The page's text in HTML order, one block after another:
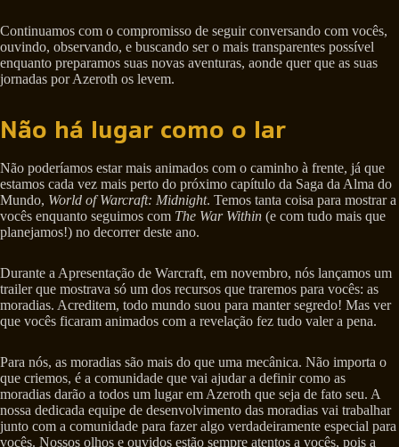
Continuamos com o compromisso de seguir conversando com vocês,
ouvindo, observando, e buscando ser o mais transparentes possível
enquanto preparamos suas novas aventuras, aonde quer que as suas
jornadas por Azeroth os levem.
Não há lugar como o lar
Não poderíamos estar mais animados com o caminho à frente, já que
estamos cada vez mais perto do próximo capítulo da Saga da Alma do
Mundo, World of Warcraft: Midnight. Temos tanta coisa para mostrar a
vocês enquanto seguimos com The War Within (e com tudo mais que
planejamos!) no decorrer deste ano.
Durante a Apresentação de Warcraft, em novembro, nós lançamos um
trailer que mostrava só um dos recursos que traremos para vocês: as
moradias. Acreditem, todo mundo suou para manter segredo! Mas ver
que vocês ficaram animados com a revelação fez tudo valer a pena.
Para nós, as moradias são mais do que uma mecânica. Não importa o
que criemos, é a comunidade que vai ajudar a definir como as
moradias darão a todos um lugar em Azeroth que seja de fato seu. A
nossa dedicada equipe de desenvolvimento das moradias vai trabalhar
junto com a comunidade para fazer algo verdadeiramente especial para
vocês. Nossos olhos e ouvidos estão sempre atentos a vocês, pois a